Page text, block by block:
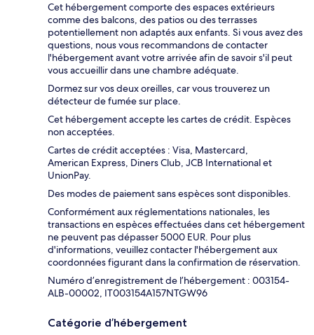
Cet hébergement comporte des espaces extérieurs
comme des balcons, des patios ou des terrasses
potentiellement non adaptés aux enfants. Si vous avez des
questions, nous vous recommandons de contacter
l'hébergement avant votre arrivée afin de savoir s'il peut
vous accueillir dans une chambre adéquate.
Dormez sur vos deux oreilles, car vous trouverez un
détecteur de fumée sur place.
Cet hébergement accepte les cartes de crédit. Espèces
non acceptées.
Cartes de crédit acceptées : Visa, Mastercard,
American Express, Diners Club, JCB International et
UnionPay.
Des modes de paiement sans espèces sont disponibles.
Conformément aux réglementations nationales, les
transactions en espèces effectuées dans cet hébergement
ne peuvent pas dépasser 5000 EUR. Pour plus
d'informations, veuillez contacter l'hébergement aux
coordonnées figurant dans la confirmation de réservation.
Numéro d’enregistrement de l’hébergement : 003154-
ALB-00002, IT003154A157NTGW96
Catégorie d’hébergement